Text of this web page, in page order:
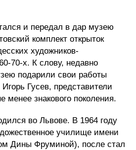
и передал в дар музею
комплект открыток
художников-
70-х. К слову, недавно
подарили свои работы
Гусев, представители
менее знакового поколения.
во Львове. В 1964 году
училище имени
Дины Фруминой), после стал